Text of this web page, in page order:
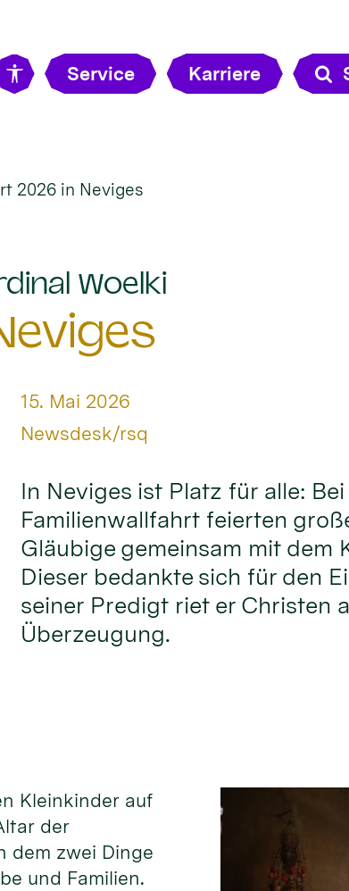
Service Karriere
2026 in Neviges
Woelki:
Datum:
15. Mai 2026
Von:
Newsdesk/rsq
In Neviges ist Platz für alle:
Familienwallfahrt feierten
Gläubige gemeinsam mit dem
Dieser bedankte sich für den
seiner Predigt riet er Christen
Überzeugung.
Kleinkinder auf
der
dem zwei Dinge
und Familien.